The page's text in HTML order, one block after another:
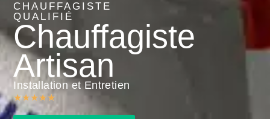
CHAUFFAGISTE
QUALIFIÉ
Chauffagiste
Artisan
Installation et Entretien
★★★★★